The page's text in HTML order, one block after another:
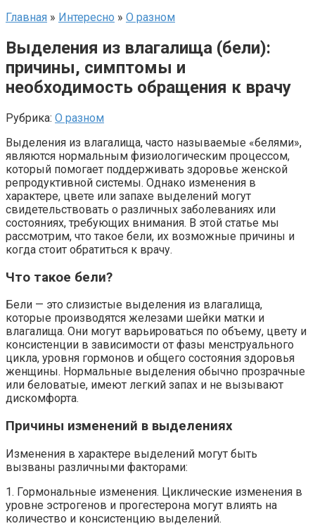
Главная » Интересно » О разном
Выделения из влагалища (бели):
причины, симптомы и
необходимость обращения к врачу
Рубрика: О разном
Выделения из влагалища, часто называемые «белями»,
являются нормальным физиологическим процессом,
который помогает поддерживать здоровье женской
репродуктивной системы. Однако изменения в
характере, цвете или запахе выделений могут
свидетельствовать о различных заболеваниях или
состояниях, требующих внимания. В этой статье мы
рассмотрим, что такое бели, их возможные причины и
когда стоит обратиться к врачу.
Что такое бели?
Бели — это слизистые выделения из влагалища,
которые производятся железами шейки матки и
влагалища. Они могут варьироваться по объему, цвету и
консистенции в зависимости от фазы менструального
цикла, уровня гормонов и общего состояния здоровья
женщины. Нормальные выделения обычно прозрачные
или беловатые, имеют легкий запах и не вызывают
дискомфорта.
Причины изменений в выделениях
Изменения в характере выделений могут быть
вызваны различными факторами:
1. Гормональные изменения. Циклические изменения в
уровне эстрогенов и прогестерона могут влиять на
количество и консистенцию выделений.